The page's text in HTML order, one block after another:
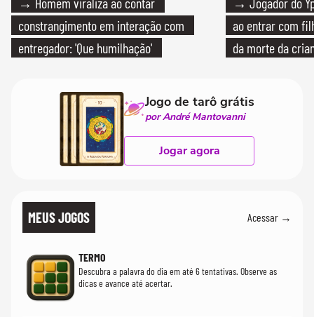
constrangimento em interação com
entregador: 'Que humilhação'
ao entrar com
da morte da
Jogo de tarô grátis
por André Mantovanni
Jogar agora
MEUS JOGOS Acessar →
TERMO
Descubra a palavra do dia em até 6 tentativas. Observe as
dicas e avance até acertar.